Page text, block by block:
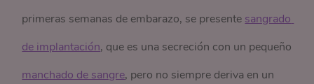
primeras semanas de embarazo, se presente sangrado
de implantación, que es una secreción con un pequeño
manchado de sangre, pero no siempre deriva en un